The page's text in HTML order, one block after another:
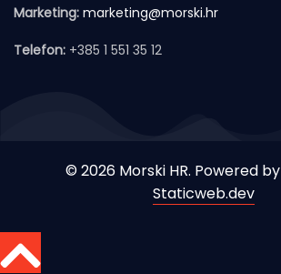
Marketing: marketing@morski.hr
Telefon: +385 1 551 35 12
© 2026 Morski HR. Powered by
Staticweb.dev